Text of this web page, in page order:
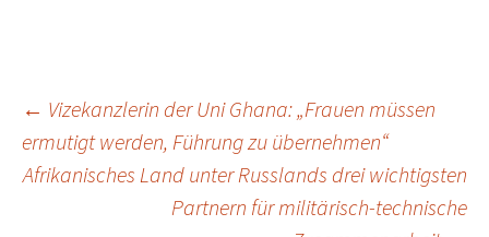
Beitragsnavigation
← Vizekanzlerin der Uni Ghana: „Frauen müssen
ermutigt werden, Führung zu übernehmen“
Afrikanisches Land unter Russlands drei wichtigsten
Partnern für militärisch-technische